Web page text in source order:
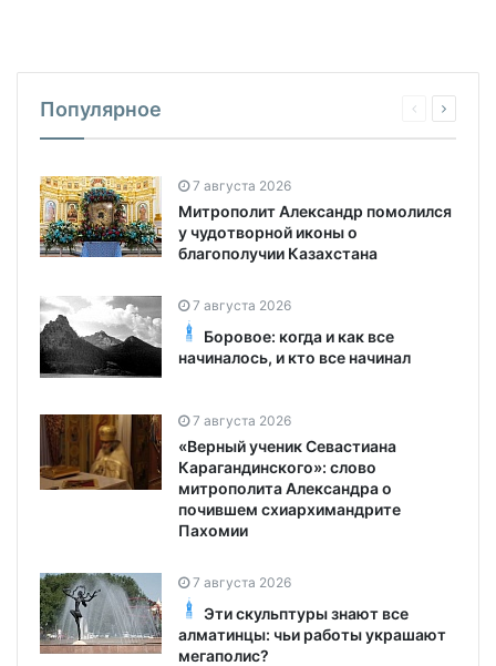
Популярное
7 августа 2026
Митрополит Александр помолился
у чудотворной иконы о
благополучии Казахстана
7 августа 2026
Боровое: когда и как все
начиналось, и кто все начинал
7 августа 2026
«Верный ученик Севастиана
Карагандинского»: слово
митрополита Александра о
почившем схиархимандрите
Пахомии
7 августа 2026
Эти скульптуры знают все
алматинцы: чьи работы украшают
мегаполис?